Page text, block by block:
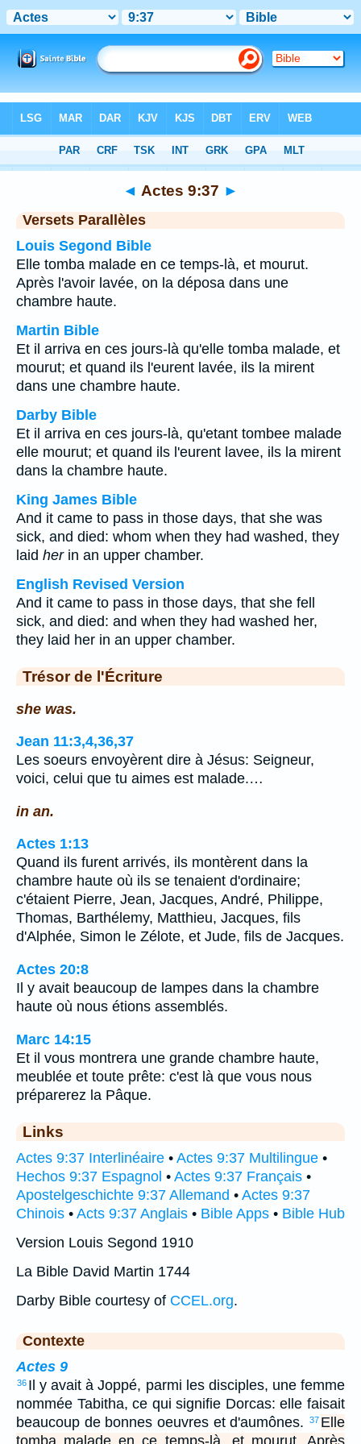
Chapitre 9> Verset 37
◄ Actes 9:37 ►
Versets Parallèles
Louis Segond Bible
Elle tomba malade en ce temps-là, et mourut.
Après l'avoir lavée, on la déposa dans une
chambre haute.
Martin Bible
Et il arriva en ces jours-là qu'elle tomba malade, et
mourut; et quand ils l'eurent lavée, ils la mirent
dans une chambre haute.
Darby Bible
Et il arriva en ces jours-là, qu'etant tombee malade
elle mourut; et quand ils l'eurent lavee, ils la mirent
dans la chambre haute.
King James Bible
And it came to pass in those days, that she was
sick, and died: whom when they had washed, they
laid herin an upper chamber.
English Revised Version
And it came to pass in those days, that she fell
sick, and died: and when they had washed her,
they laid her in an upper chamber.
Trésor de l'Écriture
she was.
Jean 11:3,4,36,37
Les soeurs envoyèrent dire à Jésus: Seigneur,
voici, celui que tu aimes est malade.…
in an.
Actes 1:13
Quand ils furent arrivés, ils montèrent dans la
chambre haute où ils se tenaient d'ordinaire;
c'étaient Pierre, Jean, Jacques, André, Philippe,
Thomas, Barthélemy, Matthieu, Jacques, fils
d'Alphée, Simon le Zélote, et Jude, fils de Jacques.
Actes 20:8
Il y avait beaucoup de lampes dans la chambre
haute où nous étions assemblés.
Marc 14:15
Et il vous montrera une grande chambre haute,
meublée et toute prête: c'est là que vous nous
préparerez la Pâque.
Links
Actes 9:37 Interlinéaire • Actes 9:37 Multilingue •
Hechos 9:37 Espagnol • Actes 9:37 Français •
Apostelgeschichte 9:37 Allemand • Actes 9:37
Chinois • Acts 9:37 Anglais • Bible Apps • Bible Hub
Version Louis Segond 1910
La Bible David Martin 1744
Darby Bible courtesy of CCEL.org.
Contexte
Actes 9
36 Il y avait à Joppé, parmi les disciples, une femme
nommée Tabitha, ce qui signifie Dorcas: elle faisait
beaucoup de bonnes oeuvres et d'aumônes.
37 Elle
tomba malade en ce temps-là, et mourut. Après